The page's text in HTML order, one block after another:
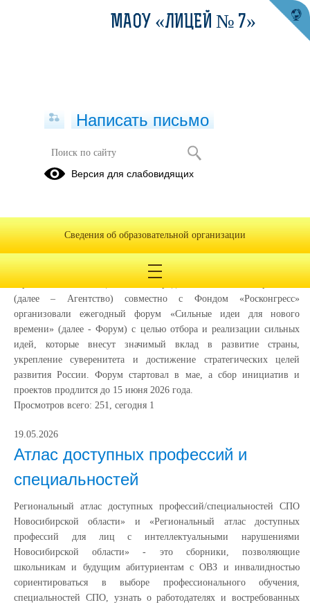
Публикации за Май 2026
«Сильные идеи для нового
времени»
Автономная некоммерческая организация «Агентство
(далее – Агентство) совместно с Фондом «Росконгресс»
организовали ежегодный форум «Сильные идеи для нового
времени» (далее - Форум) с целью отбора и реализации сильных
идей, которые внесут значимый вклад в развитие страны,
укрепление суверенитета и достижение стратегических целей
развития России. Форум стартовал в мае, а сбор инициатив и
проектов продлится до 15 июня 2026 года.
Просмотров всего: 251, сегодня 1
19.05.2026
Атлас доступных профессий и
специальностей
Региональный атлас доступных профессий/специальностей СПО
Новосибирской области» и «Региональный атлас доступных
профессий для лиц с интеллектуальными нарушениями
Новосибирской области» - это сборники, позволяющие
школьникам и будущим абитуриентам с ОВЗ и инвалидностью
сориентироваться в выборе профессионального обучения,
специальностей СПО, узнать о работодателях и востребованных
МАОУ «ЛИЦЕЙ № 7»
Написать письмо
Версия для слабовидящих
Сведения об образовательной организации